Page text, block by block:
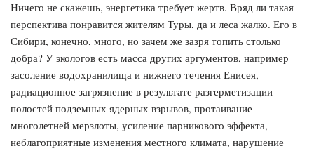
Ничего не скажешь, энергетика требует жертв. Вряд ли такая
перспектива понравится жителям Туры, да и леса жалко. Его в
Сибири, конечно, много, но зачем же зазря топить столько
добра? У экологов есть масса других аргументов, например
засоление водохранилища и нижнего течения Енисея,
радиационное загрязнение в результате разгерметизации
полостей подземных ядерных взрывов, протаивание
многолетней мерзлоты, усиление парникового эффекта,
неблагоприятные изменения местного климата, нарушение